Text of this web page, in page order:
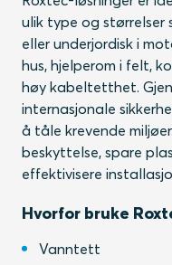
ulik type og størrelser
eller underjordisk i
hus, hjelperom i felt,
høy kabeltetthet.
internasjonale
å tåle krevende
beskyttelse, spare
effektivisere
Hvorfor bruke
Vanntett